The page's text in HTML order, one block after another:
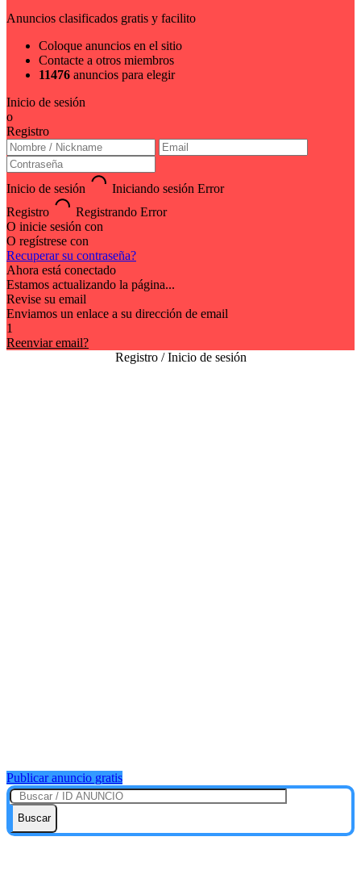
Anuncios clasificados gratis y facilito
Coloque anuncios en el sitio
Contacte a otros miembros
11476 anuncios para elegir
Inicio de sesión
o
Registro
Inicio de sesión Iniciando sesión Error
Registro
Registrando Error
O inicie sesión con
O regístrese con
Recuperar su contraseña?
Ahora está conectado
Estamos actualizando la página...
Revise su email
Enviamos un enlace a su dirección de email
1
Reenviar email?
Registro / Inicio de sesión
Publicar anuncio gratis
Buscar